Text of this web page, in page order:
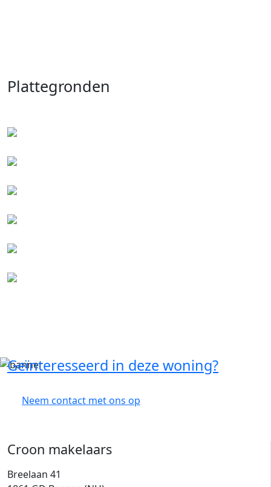
Plattegronden
Geïnteresseerd in deze woning?
Neem contact met ons op
Croon makelaars
Breelaan 41